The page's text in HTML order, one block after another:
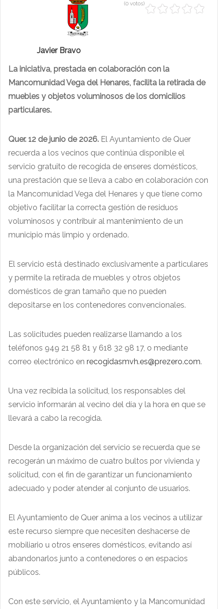
Javier Bravo
(0 votos)
La iniciativa, prestada en colaboración con la
Mancomunidad Vega del Henares, facilita la retirada de
muebles y objetos voluminosos de los domicilios
particulares.
Quer. 12 de junio de 2026. El Ayuntamiento de Quer
recuerda a los vecinos que continúa disponible el
servicio gratuito de recogida de enseres domésticos,
una prestación que se lleva a cabo en colaboración con
la Mancomunidad Vega del Henares y que tiene como
objetivo facilitar la correcta gestión de residuos
voluminosos y contribuir al mantenimiento de un
municipio más limpio y ordenado.
El servicio está destinado exclusivamente a particulares
y permite la retirada de muebles y otros objetos
domésticos de gran tamaño que no pueden
depositarse en los contenedores convencionales.
Las solicitudes pueden realizarse llamando a los
teléfonos 949 21 58 81 y 618 32 98 17, o mediante
correo electrónico en recogidasmvh.es@prezero.com.
Una vez recibida la solicitud, los responsables del
servicio informarán al vecino del día y la hora en que se
llevará a cabo la recogida.
Desde la organización del servicio se recuerda que se
recogerán un máximo de cuatro bultos por vivienda y
solicitud, con el fin de garantizar un funcionamiento
adecuado y poder atender al conjunto de usuarios.
El Ayuntamiento de Quer anima a los vecinos a utilizar
este recurso siempre que necesiten deshacerse de
mobiliario u otros enseres domésticos, evitando así
abandonarlos junto a contenedores o en espacios
públicos.
Con este servicio, el Ayuntamiento y la Mancomunidad